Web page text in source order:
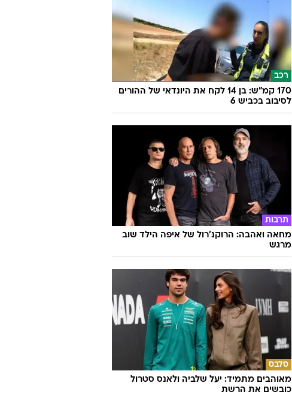
רכב
170 קמ"ש: בן 14 לקח את היונדאי של ההורים
לסיבוב בכביש 6
תרבות
מחאה ואהבה: הרוקנ'רול של איפה הילד שוב
מרגש
סלבס
מאוהבים מתמיד: יעל שלביה ולאנס סטרול
כובשים את הרשת